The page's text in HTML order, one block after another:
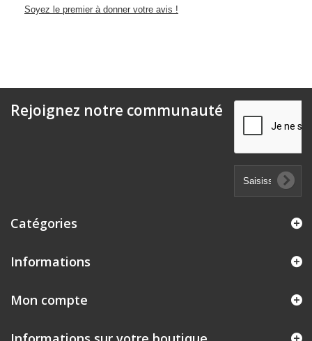
Soyez le premier à donner votre avis !
Rejoignez notre communauté
Catégories
Informations
Mon compte